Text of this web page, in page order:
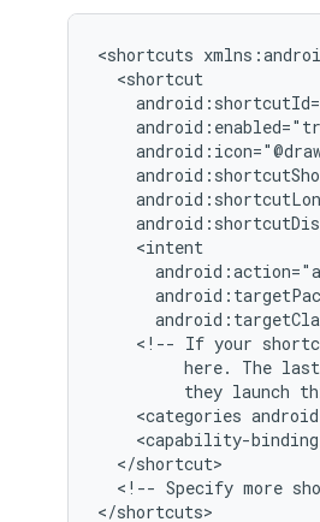
<shortcuts
<!-- If your
here.
The last
they launch
<categories
<capability-binding
<!-- Specify more